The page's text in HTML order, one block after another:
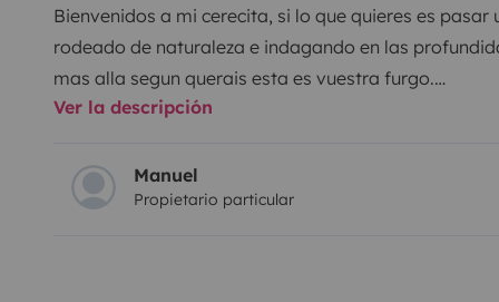
Bienvenidos a mi cerecita, si lo que quieres es pasar
rodeado de naturaleza e indagando en las
mas alla segun querais esta es vuestra furgo.
En ella os podreis encontrar como en vuestra casa
equipada con una gran cama aislada del frio y los
sillas exteriores , camping gas utillaje de cocina ,
Ver la descripción
Manuel
Propietario particular